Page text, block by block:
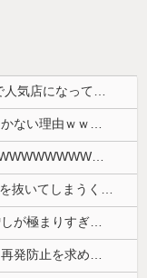
【動画】 町の中華料理屋さん、娘の採用で人気店になってしまう
発電方法がいまだに「タービンを回す」しかない理由ｗｗｗｗ
【悲報】少子化の原因、判明するWWWWWWWWWWWWWWWW
【画像】コスプレイヤー業界、えなこ(30)を抜いてしまうくらい人気の22歳の美少女が可愛すぎる
【マスコミ妄想】女性セブンさん、高市憎しが極まりすぎたのか、過去一級の低俗な「支持率下げてやる」記事を配信してしまう 想像の10倍低俗
【辺野古転覆】生徒遺族、全容解明求め「再発防止を求める会」設立